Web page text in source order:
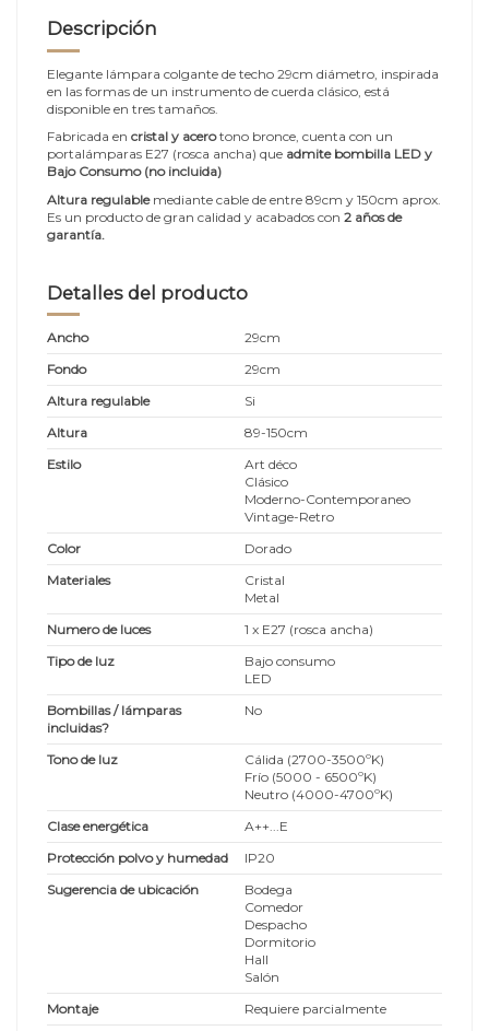
Descripción
Elegante lámpara colgante de techo 29cm diámetro, inspirada
en las formas de un instrumento de cuerda clásico, está
disponible en tres tamaños.
Fabricada en cristal y acerotono bronce, cuenta con un
portalámparas E27 (rosca ancha) que admite bombilla LED y
Bajo Consumo (no incluida)
Altura regulablemediante cable de entre 89cm y 150cm aprox.
Es un producto de gran calidad y acabados con 2 años de
garantía.
Detalles del producto
Ancho
29cm
Fondo
29cm
Altura regulable
Si
Altura
89-150cm
Estilo
Art déco
Clásico
Moderno-Contemporaneo
Vintage-Retro
Color
Dorado
Materiales
Cristal
Metal
Numero de luces
1 x E27 (rosca ancha)
Tipo de luz
Bajo consumo
LED
Bombillas / lámparas
incluidas?
No
Tono de luz
Cálida (2700-3500ºK)
Frío (5000 - 6500ºK)
Neutro (4000-4700ºK)
Clase energética
A++...E
Protección polvo y humedad
IP20
Sugerencia de ubicación
Bodega
Comedor
Despacho
Dormitorio
Hall
Salón
Montaje
Requiere parcialmente